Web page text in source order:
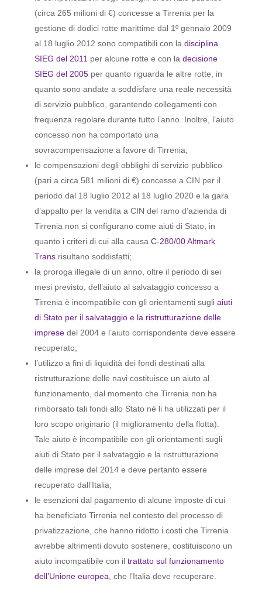
(circa 265 milioni di €) concesse a Tirrenia per la
gestione di dodici rotte marittime dal 1º gennaio 2009
al 18 luglio 2012 sono compatibili con la disciplina
SIEG del 2011 per alcune rotte e con la decisione
SIEG del 2005per quanto riguarda le altre rotte, in
quanto sono andate a soddisfare una reale necessità
di servizio pubblico, garantendo collegamenti con
frequenza regolare durante tutto l’anno. Inoltre, l’aiuto
concesso non ha comportato una
sovracompensazione a favore di Tirrenia;
le compensazioni degli obblighi di servizio pubblico
(pari a circa 581 milioni di €) concesse a CIN per il
periodo dal 18 luglio 2012 al 18 luglio 2020 e la gara
d’appalto per la vendita a CIN del ramo d’azienda di
Tirrenia non si configurano come aiuti di Stato, in
quanto i criteri di cui alla causa C-280/00 Altmark
Transrisultano soddisfatti;
la proroga illegale di un anno, oltre il periodo di sei
mesi previsto, dell’aiuto al salvataggio concesso a
Tirrenia è incompatibile con gli orientamenti sugli aiuti
di Stato per il salvataggio e la ristrutturazione delle
impresedel 2004 e l’aiuto corrispondente deve essere
recuperato;
l’utilizzo a fini di liquidità dei fondi destinati alla
ristrutturazione delle navi costituisce un aiuto al
funzionamento, dal momento che Tirrenia non ha
rimborsato tali fondi allo Stato né li ha utilizzati per il
loro scopo originario (il miglioramento della flotta).
Tale aiuto è incompatibile con gli orientamenti sugli
aiuti di Stato per il salvataggio e la ristrutturazione
delle imprese del 2014 e deve pertanto essere
recuperato dall’Italia;
le esenzioni dal pagamento di alcune imposte di cui
ha beneficiato Tirrenia nel contesto del processo di
privatizzazione, che hanno ridotto i costi che Tirrenia
avrebbe altrimenti dovuto sostenere, costituiscono un
aiuto incompatibile con il trattato sul funzionamento
dell’Unione europea , che l’Italia deve recuperare.